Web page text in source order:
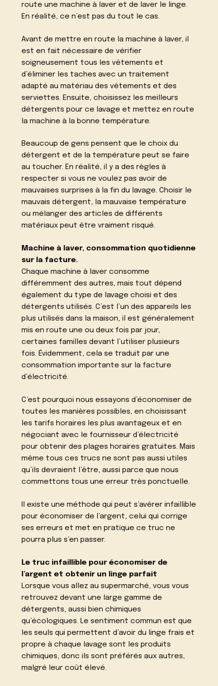
route une machine à laver et de laver le linge.
En réalité, ce n’est pas du tout le cas.
Avant de mettre en route la machine à laver, il
est en fait nécessaire de vérifier
soigneusement tous les vêtements et
d’éliminer les taches avec un traitement
adapté au matériau des vêtements et des
serviettes. Ensuite, choisissez les meilleurs
détergents pour ce lavage et mettez en route
la machine à la bonne température.
Beaucoup de gens pensent que le choix du
détergent et de la température peut se faire
au toucher. En réalité, il y a des règles à
respecter si vous ne voulez pas avoir de
mauvaises surprises à la fin du lavage. Choisir le
mauvais détergent, la mauvaise température
ou mélanger des articles de différents
matériaux peut être vraiment risqué.
Machine à laver, consommation quotidienne
sur la facture.
Chaque machine à laver consomme
différemment des autres, mais tout dépend
également du type de lavage choisi et des
détergents utilisés. C’est l’un des appareils les
plus utilisés dans la maison, il est généralement
mis en route une ou deux fois par jour,
certaines familles devant l’utiliser plusieurs
fois. Évidemment, cela se traduit par une
consommation importante sur la facture
d’électricité.
C’est pourquoi nous essayons d’économiser de
toutes les manières possibles, en choisissant
les tarifs horaires les plus avantageux et en
négociant avec le fournisseur d’électricité
pour obtenir des plages horaires gratuites. Mais
même tous ces trucs ne sont pas aussi utiles
qu’ils devraient l’être, aussi parce que nous
commettons tous une erreur très ponctuelle.
Il existe une méthode qui peut s’avérer infaillible
pour économiser de l’argent, celui qui corrige
ses erreurs et met en pratique ce truc ne
pourra plus s’en passer.
Le truc infaillible pour économiser de
l’argent et obtenir un linge parfait
Lorsque vous allez au supermarché, vous vous
retrouvez devant une large gamme de
détergents, aussi bien chimiques
qu’écologiques. Le sentiment commun est que
les seuls qui permettent d’avoir du linge frais et
propre à chaque lavage sont les produits
chimiques, donc ils sont préférés aux autres,
malgré leur coût élevé.